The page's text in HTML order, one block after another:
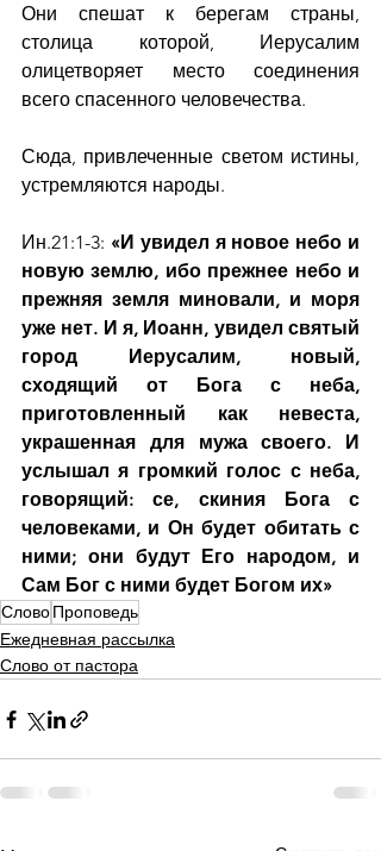
Они спешат к берегам страны,
столица которой, Иерусалим
олицетворяет место соединения
всего спасенного человечества.
Сюда, привлеченные светом истины,
устремляются народы.
Ин.21:1-3: «И увидел я новое небо и
новую землю, ибо прежнее небо и
прежняя земля миновали, и моря
уже нет. И я, Иоанн, увидел святый
город Иерусалим, новый,
сходящий от Бога с неба,
приготовленный как невеста,
украшенная для мужа своего. И
услышал я громкий голос с неба,
говорящий: се, скиния Бога с
человеками, и Он будет обитать с
ними; они будут Его народом, и
Сам Бог с ними будет Богом их»
СловоПроповедь
Ежедневная рассылка
Слово от пастора